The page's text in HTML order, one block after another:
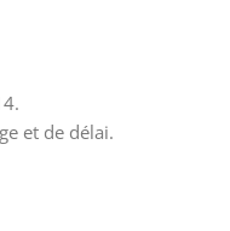
et de délai.